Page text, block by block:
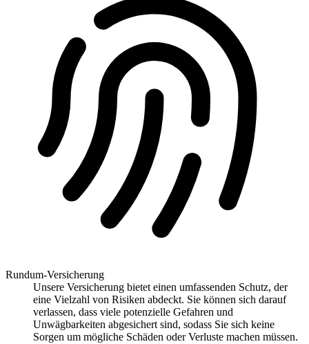
Rundum-Versicherung
Unsere Versicherung bietet einen umfassenden Schutz, der
eine Vielzahl von Risiken abdeckt. Sie können sich darauf
verlassen, dass viele potenzielle Gefahren und
Unwägbarkeiten abgesichert sind, sodass Sie sich keine
Sorgen um mögliche Schäden oder Verluste machen müssen.